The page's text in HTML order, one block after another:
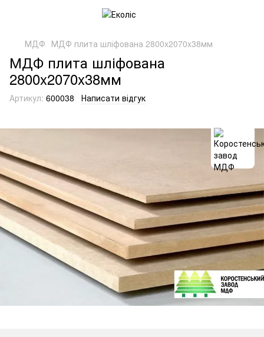
МДФ МДФ плита шліфована 2800x2070x38мм
МДФ плита шліфована
2800x2070x38мм
Артикул: 600038 Написати відгук